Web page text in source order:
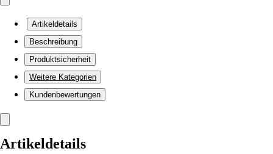
Artikeldetails
Beschreibung
Produktsicherheit
Weitere Kategorien
Kundenbewertungen
Artikeldetails